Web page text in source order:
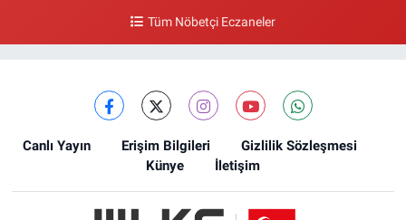
Tüm Nöbetçi Eczaneler
Canlı Yayın Erişim Bilgileri
Gizlilik Sözleşmesi
Künye
İletişim